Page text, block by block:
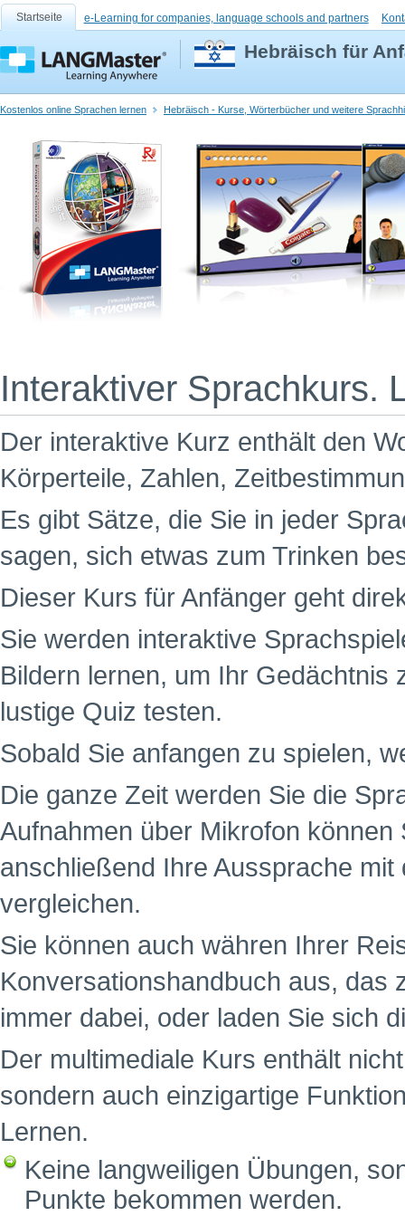
Startseite e-Learning for companies, language schools and partners
Hebräisch für
Kostenlos online Sprachen lernen Hebräisch - Kurse, Wörterbücher und weitere
Interaktiver Sprachkurs.
Der interaktive Kurz enthält den
Körperteile, Zahlen,
Es gibt Sätze, die Sie in jeder
sagen, sich etwas zum Trinken
Dieser Kurs für Anfänger geht
Sie werden interaktive
Bildern lernen, um Ihr Gedächtnis
lustige Quiz testen.
Sobald Sie anfangen zu spielen,
Die ganze Zeit werden Sie die
Aufnahmen über Mikrofon
anschließend Ihre Aussprache
vergleichen.
Sie können auch währen Ihrer
Konversationshandbuch aus, das
immer dabei, oder laden Sie sich
Der multimediale Kurs enthält
sondern auch einzigartige
Lernen.
Keine langweiligen Übungen,
Punkte bekommen werden.